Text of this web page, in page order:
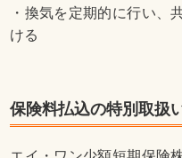
・換気を定期的に行い、
ける
保険料払込の特別取扱